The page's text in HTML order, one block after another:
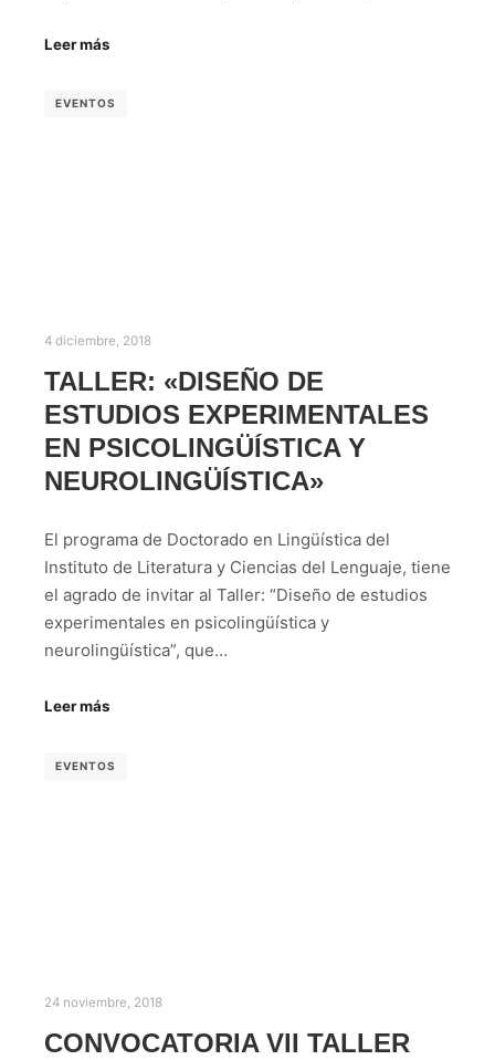
Leer más
EVENTOS
4 diciembre, 2018
TALLER: «DISEÑO DE
ESTUDIOS EXPERIMENTALES
EN PSICOLINGÜÍSTICA Y
NEUROLINGÜÍSTICA»
El programa de Doctorado en Lingüística del
Instituto de Literatura y Ciencias del Lenguaje, tiene
el agrado de invitar al Taller: “Diseño de estudios
experimentales en psicolingüística y
neurolingüística”, que…
Leer más
EVENTOS
24 noviembre, 2018
CONVOCATORIA VII TALLER